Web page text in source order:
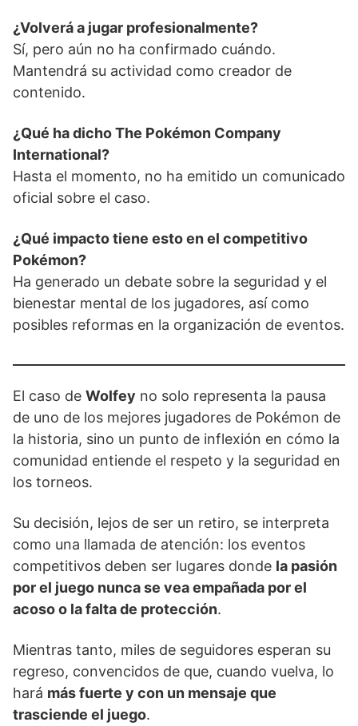
¿Volverá a jugar profesionalmente?
Sí, pero aún no ha confirmado cuándo.
Mantendrá su actividad como creador de
contenido.
¿Qué ha dicho The Pokémon Company
International?
Hasta el momento, no ha emitido un comunicado
oficial sobre el caso.
¿Qué impacto tiene esto en el competitivo
Pokémon?
Ha generado un debate sobre la seguridad y el
bienestar mental de los jugadores, así como
posibles reformas en la organización de eventos.
El caso de Wolfey no solo representa la pausa
de uno de los mejores jugadores de Pokémon de
la historia, sino un punto de inflexión en cómo la
comunidad entiende el respeto y la seguridad en
los torneos.
Su decisión, lejos de ser un retiro, se interpreta
como una llamada de atención: los eventos
competitivos deben ser lugares donde la pasión
por el juego nunca se vea empañada por el
acoso o la falta de protección.
Mientras tanto, miles de seguidores esperan su
regreso, convencidos de que, cuando vuelva, lo
hará más fuerte y con un mensaje que
trasciende el juego.